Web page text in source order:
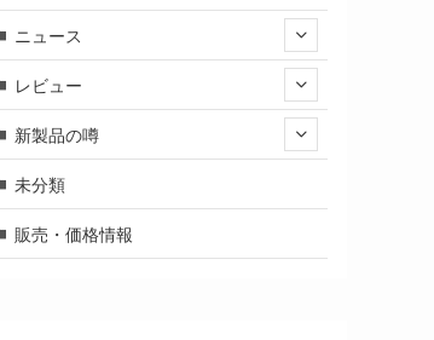
ニュース
レビュー
新製品の噂
未分類
販売・価格情報